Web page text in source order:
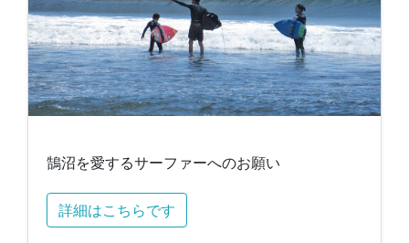
鵠沼を愛するサーファーへのお願い
詳細はこちらです